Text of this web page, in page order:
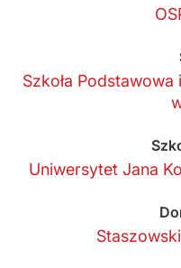
Szkoła
Uniwersytet Jana